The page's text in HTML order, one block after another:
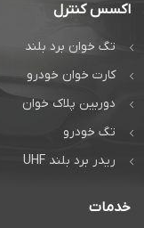
اکسس کنترل
تگ خوان برد بلند
کارت خوان خودرو
دوربین پلاک خوان
تگ خودرو
ریدر برد بلند UHF
خدمات